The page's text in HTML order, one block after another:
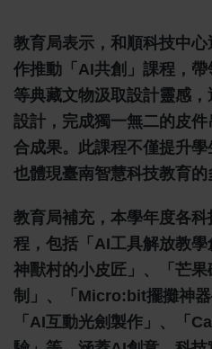
教育局表示，和順科技中
作推動「AI共創」課程，
等典藏文物汲取設計靈感
設計，完成獨一無二的皮
合成果。此課程不僅提升學
也體現臺南智慧科技教育的
教育局補充，本學年度各
程，包括「AI工具解放教
神獸村的小皮匠」、「芒
制」、「micro:bit擺攤神
「AI互動光劍製作」、「